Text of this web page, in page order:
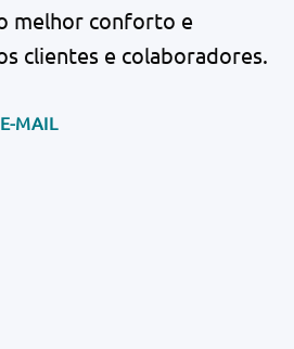
melhor conforto e
clientes e colaboradores.
E-MAIL